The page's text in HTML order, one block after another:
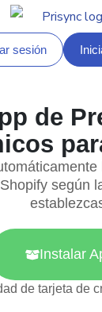
sesión
de
según
Instalar
de tarjeta de